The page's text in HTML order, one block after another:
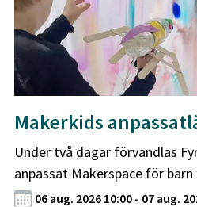
Makerkids
Under två dagar förvandlas
anpassat Makerspace för
06 aug. 2026 10:00 - 07 aug.